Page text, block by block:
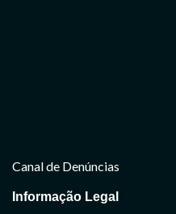
Canal de Denúncias
Informação Legal